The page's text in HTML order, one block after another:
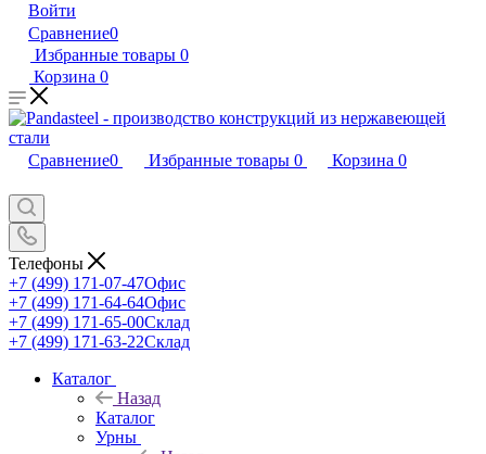
Войти
Сравнение0
Избранные товары 0
Корзина 0
Сравнение0 Избранные товары 0 Корзина 0
Телефоны
+7 (499) 171-07-47Офис
+7 (499) 171-64-64Офис
+7 (499) 171-65-00Склад
+7 (499) 171-63-22Склад
Каталог
Назад
Каталог
Урны